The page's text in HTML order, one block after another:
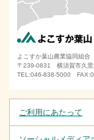
します
2025年6月6日
横須賀市肥料価
2025年5月29日
2025年5月1日
ＪＡよこすか葉
よこすか葉山農業協同組合
〒239-0831 横須賀市久里
TEL:046-838-5000
ご利用にあたって